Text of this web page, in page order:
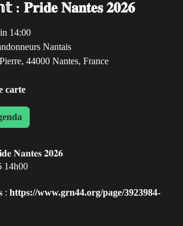
𝐏𝐫𝐢𝐝𝐞 𝐍𝐚𝐧𝐭𝐞𝐬 𝟐𝟎𝟐𝟔
14:00
Nantais
44000 Nantes, France
carte
𝐍𝐚𝐧𝐭𝐞𝐬 𝟐𝟎𝟐𝟔
14h00
: https://www.grn44.org/page/3923984-